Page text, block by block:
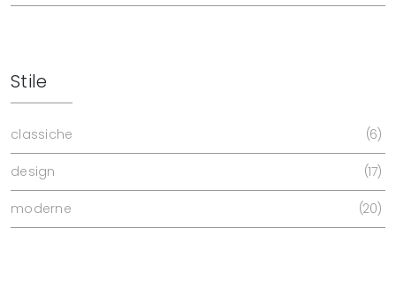
Stile
classiche 6
design 17
moderne 20